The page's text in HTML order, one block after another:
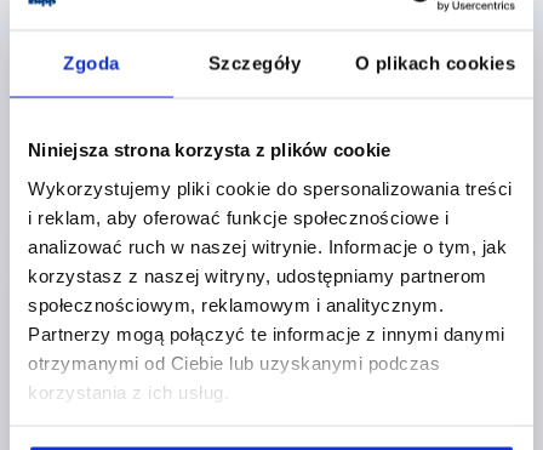
Zgoda Szczegóły O plikach cookies
Niniejsza strona korzysta z plików cookie
Wykorzystujemy pliki cookie do spersonalizowania treści
i reklam, aby oferować funkcje społecznościowe i
analizować ruch w naszej witrynie. Informacje o tym, jak
korzystasz z naszej witryny, udostępniamy partnerom
społecznościowym, reklamowym i analitycznym.
Partnerzy mogą połączyć te informacje z innymi danymi
otrzymanymi od Ciebie lub uzyskanymi podczas
korzystania z ich usług.
X MIN.=160
X MAX.=800
76,28 PLN
plus koszty wysyłki
SZCZEGÓŁY PRODUKTU
CAD